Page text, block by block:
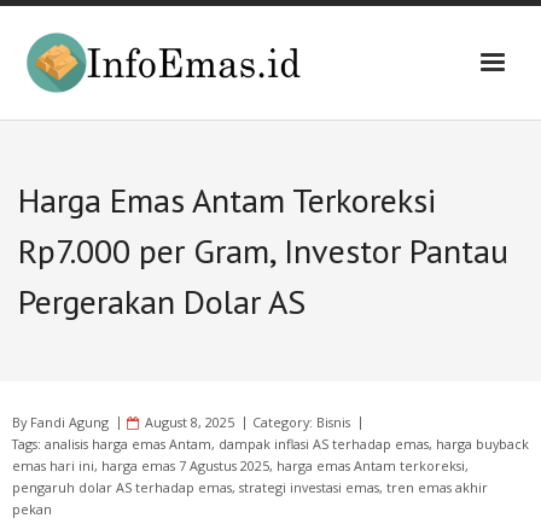
Skip
content
Harga Emas Antam Terkoreksi
Rp7.000 per Gram, Investor Pantau
Pergerakan Dolar AS
By Fandi Agung August 8, 2025 Category: Bisnis
Tags: analisis harga emas Antam, dampak inflasi AS terhadap emas, harga buyback
emas hari ini, harga emas 7 Agustus 2025, harga emas Antam terkoreksi,
pengaruh dolar AS terhadap emas, strategi investasi emas, tren emas akhir
pekan